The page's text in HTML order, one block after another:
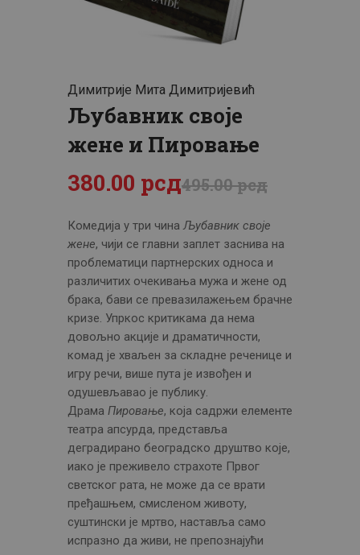
ЦЕНОВНИК
Димитрије Мита Димитријевић
Љубавник своје
жене и Пировање
495.00рсд
380.00 рсд
Комедија у три чина Љубавник своје
жене, чији се главни заплет заснива на
проблематици партнерских односа и
различитих очекивања мужа и жене од
брака, бави се превазилажењем брачне
кризе. Упркос критикама да нема
довољно акције и драматичности,
комад је хваљен за складне реченице и
игру речи, више пута је извођен и
одушевљавао је публику.
Драма Пировање, која садржи елементе
театра апсурда, представља
деградирано београдско друштво које,
иако је преживело страхоте Првог
светског рата, не може да се врати
пређашњем, смисленом животу,
суштински је мртво, наставља само
испразно да живи, не препознајући